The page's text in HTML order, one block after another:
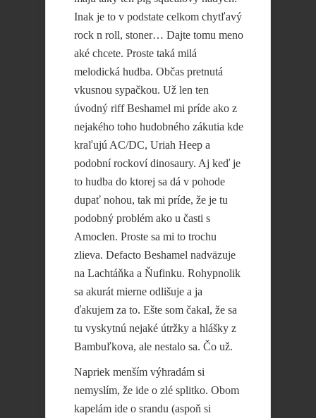
Inak je to v podstate celkom chytľavý
rock n roll, stoner… Dajte tomu meno
aké chcete. Proste taká milá
melodická hudba. Občas pretnutá
vkusnou sypačkou. Už len ten
úvodný riff Beshamel mi príde ako z
nejakého toho hudobného zákutia kde
kraľujú AC/DC, Uriah Heep a
podobní rockoví dinosaury. Aj keď je
to hudba do ktorej sa dá v pohode
dupať nohou, tak mi príde, že je tu
podobný problém ako u časti s
Amoclen. Proste sa mi to trochu
zlieva. Defacto Beshamel nadväzuje
na Lachtáňka a Ňufinku. Rohypnolik
sa akurát mierne odlišuje a ja
ďakujem za to. Ešte som čakal, že sa
tu vyskytnú nejaké útržky a hlášky z
Bambuľkova, ale nestalo sa. Čo už.
Napriek menším výhradám si
nemyslím, že ide o zlé splitko. Obom
kapelám ide o srandu (aspoň si